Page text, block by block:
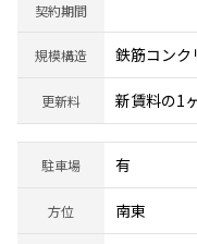
契約期間
規模構造 鉄筋コンク
更新料 新賃料の1
駐車場 有
方位 南東